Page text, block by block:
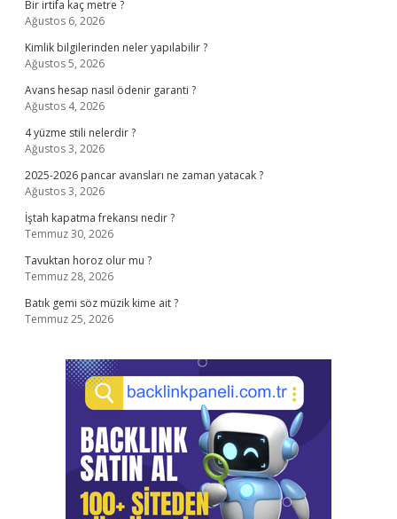
Bir irtifa kaç metre ?
Ağustos 6, 2026
Kimlik bilgilerinden neler yapılabilir ?
Ağustos 5, 2026
Avans hesap nasıl ödenir garanti ?
Ağustos 4, 2026
4 yüzme stili nelerdir ?
Ağustos 3, 2026
2025-2026 pancar avansları ne zaman yatacak ?
Ağustos 3, 2026
İştah kapatma frekansı nedir ?
Temmuz 30, 2026
Tavuktan horoz olur mu ?
Temmuz 28, 2026
Batık gemi söz müzik kime ait ?
Temmuz 25, 2026